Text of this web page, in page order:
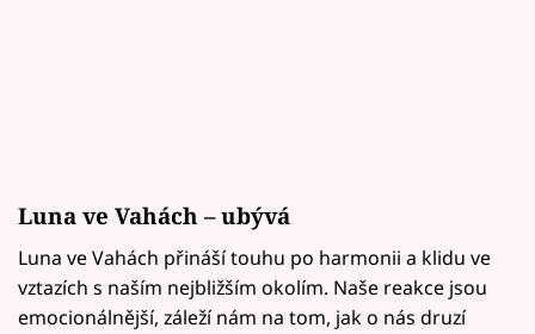
Luna ve Vahách – ubývá
Luna ve Vahách přináší touhu po harmonii a klidu ve
vztazích s naším nejbližším okolím. Naše reakce jsou
emocionálnější, záleží nám na tom, jak o nás druzí